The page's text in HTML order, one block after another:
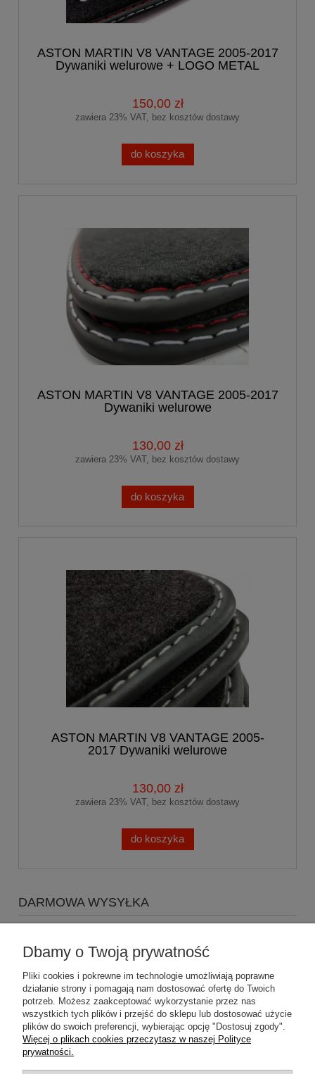
ASTON MARTIN V8 VANTAGE 2005-2017
Dywaniki welurowe + LOGO METAL
150,00 zł
zawiera 23% VAT, bez kosztów dostawy
do koszyka
ASTON MARTIN V8 VANTAGE 2005-2017
Dywaniki welurowe
130,00 zł
zawiera 23% VAT, bez kosztów dostawy
do koszyka
ASTON MARTIN V8 VANTAGE 2005-
2017 Dywaniki welurowe
130,00 zł
zawiera 23% VAT, bez kosztów dostawy
do koszyka
DARMOWA WYSYŁKA
wysyłki Gratis
Pomoc
Dostawa
Dbamy o Twoją prywatność
Pliki cookies i pokrewne im technologie umożliwiają poprawne
działanie strony i pomagają nam dostosować ofertę do Twoich
potrzeb. Możesz zaakceptować wykorzystanie przez nas
wszystkich tych plików i przejść do sklepu lub dostosować użycie
plików do swoich preferencji, wybierając opcję "Dostosuj zgody".
Więcej o plikach cookies przeczytasz w naszej Polityce
prywatności.